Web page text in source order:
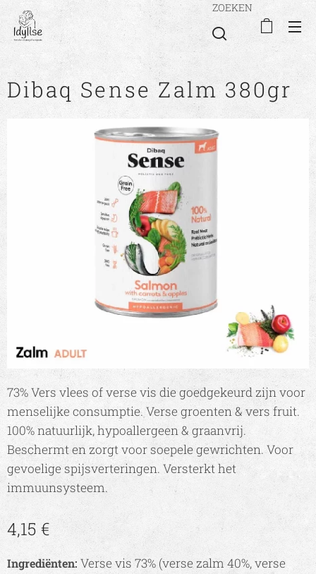
ZOEKEN
Dibaq Sense Zalm 380gr
73% Vers vlees of verse vis die goedgekeurd zijn voor
menselijke consumptie. Verse groenten & vers fruit.
100% natuurlijk, hypoallergeen & graanvrij.
Beschermt en zorgt voor soepele gewrichten. Voor
gevoelige spijsverteringen. Versterkt het
immuunsysteem.
4,15 €
Ingrediënten: Verse vis 73% (verse zalm 40%, verse